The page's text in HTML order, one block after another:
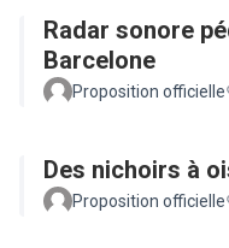
Radar sonore
Barcelone
Proposition officielle
Des nichoirs à
Proposition officielle